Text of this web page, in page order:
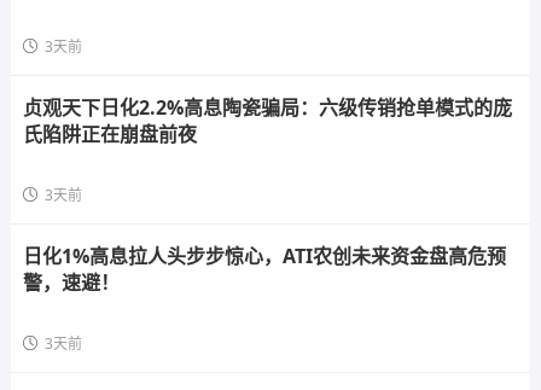
3天前
贞观天下日化2.2%高息陶瓷骗局：六级传销抢单模式的庞
氏陷阱正在崩盘前夜
3天前
日化1%高息拉人头步步惊心，ATI农创未来资金盘高危预
警，速避！
3天前